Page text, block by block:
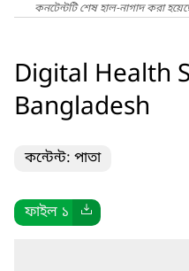
কনটেন্টটি শেষ হাল-নাগাদ করা
Digital Health
Bangladesh
কন্টেন্ট: পাতা
ফাইল ১